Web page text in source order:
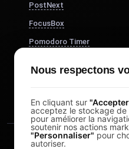
PostNext
FocusBox
Pomodoro Timer
Nous respectons
En cliquant sur
acceptez le stockage
pour améliorer la
soutenir nos actions
"Personnaliser" pour
autoriser.